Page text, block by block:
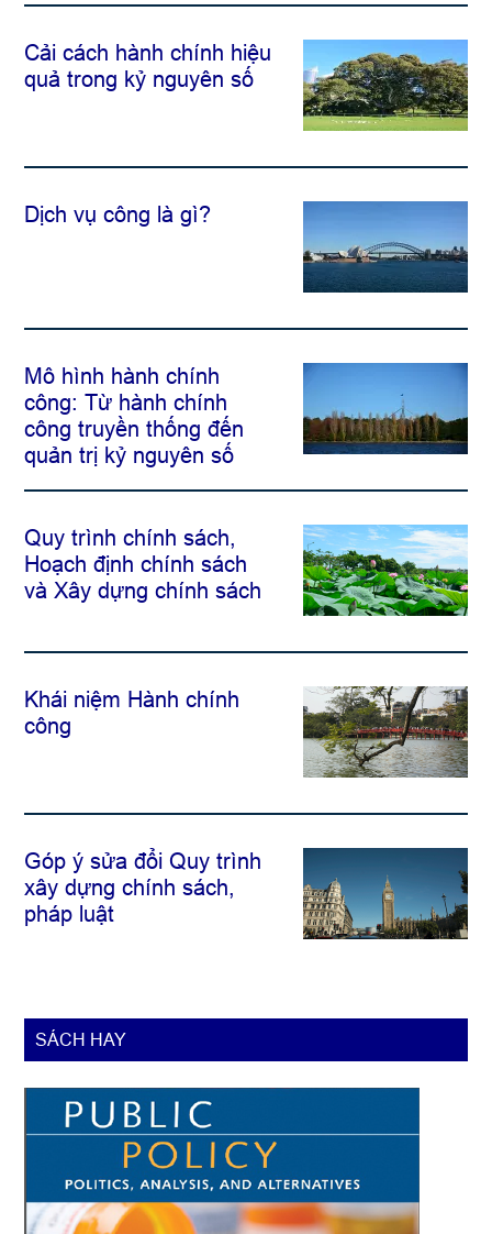
Cải cách hành chính hiệu
quả trong kỷ nguyên số
Dịch vụ công là gì?
Mô hình hành chính
công: Từ hành chính
công truyền thống đến
quản trị kỷ nguyên số
Quy trình chính sách,
Hoạch định chính sách
và Xây dựng chính sách
Khái niệm Hành chính
công
Góp ý sửa đổi Quy trình
xây dựng chính sách,
pháp luật
SÁCH HAY